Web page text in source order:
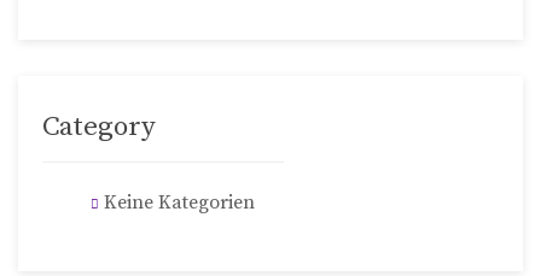
Category
Keine Kategorien